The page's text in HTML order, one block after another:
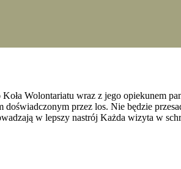
Wolontariatu wraz z jego opiekunem
przez los. Nie będzie
w lepszy nastrój Każda wizyta w